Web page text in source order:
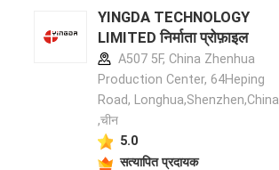
YINGDA TECHNOLOGY
LIMITED निर्माता प्रोफ़ाइल
A507 5F, China Zhenhua
Production Center, 64Heping
Road, Longhua,Shenzhen,China
,चीन
5.0
सत्यापित प्रदायक